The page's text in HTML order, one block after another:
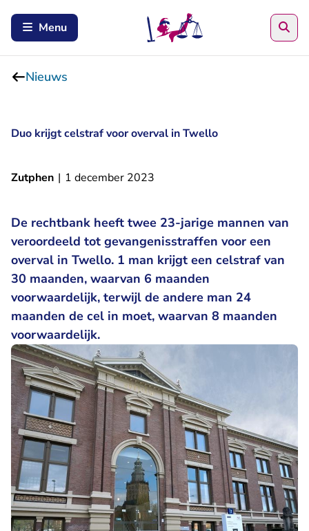
Menu
Nieuws
Duo krijgt celstraf voor overval in Twello
Zutphen | 1 december 2023
De rechtbank heeft twee 23-jarige mannen van
veroordeeld tot gevangenisstraffen voor een
overval in Twello. 1 man krijgt een celstraf van
30 maanden, waarvan 6 maanden
voorwaardelijk, terwijl de andere man 24
maanden de cel in moet, waarvan 8 maanden
voorwaardelijk.